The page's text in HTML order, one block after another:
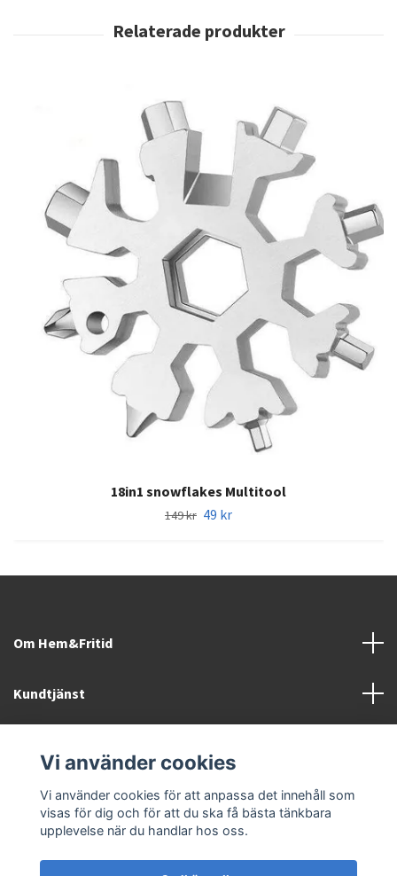
18in1 snowflakes Multitool
149 kr 49 kr
Om Hem&Fritid
Kundtjänst
Sociala medier
Vi använder cookies
Vi använder cookies för att anpassa det innehåll som
visas för dig och för att du ska få bästa tänkbara
upplevelse när du handlar hos oss.